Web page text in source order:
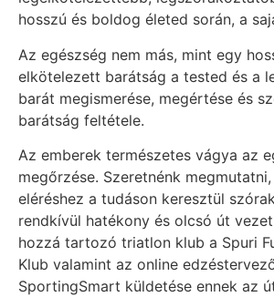
hosszú és boldog életed során, a
Az egészség nem más, mint egy
elkötelezett barátság a tested és a
barát megismerése, megértése és
barátság feltétele.
Az emberek természetes vágya az
megőrzése. Szeretnénk megmutatni,
eléréshez a tudáson keresztül
rendkívül hatékony és olcsó út
hozzá tartozó triatlon klub a Spuri
Klub valamint az online
SportingSmart küldetése ennek az